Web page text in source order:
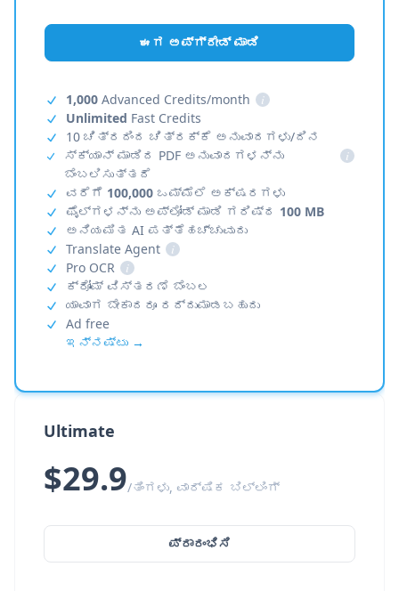
ಈಗ ಅಪ್‌ಗ್ರೇಡ್ ಮಾಡಿ
1,000 Advanced Credits/month
i
Unlimited Fast Credits
10 ಚಿತ್ರದಿಂದ ಚಿತ್ರಕ್ಕೆ ಅನುವಾದಗಳು/ದಿನ
ಸ್ಕ್ಯಾನ್ ಮಾಡಿದ PDF ಅನುವಾದಗಳನ್ನು
ಬೆಂಬಲಿಸುತ್ತದೆ
i
ವರೆಗೆ 100,000 ಒಮ್ಮೆಲೆ ಅಕ್ಷರಗಳು
ಫೈಲ್‌ಗಳನ್ನು ಅಪ್‌ಲೋಡ್ ಮಾಡಿ ಗರಿಷ್ಠ 100 MB
ಅನಿಯಮಿತ AI ಪತ್ತೆಹಚ್ಚುವುದು
Translate Agent
i
Pro OCR
i
ಕ್ರೋಮ್ ವಿಸ್ತರಣೆ ಬೆಂಬಲ
ಯಾವಾಗ ಬೇಕಾದರೂ ರದ್ದುಮಾಡಬಹುದು
Ad free
ಇನ್ನಷ್ಟು →
Ultimate
$29.9/ತಿಂಗಳು, ವಾರ್ಷಿಕ ಬಿಲ್ಲಿಂಗ್
ಪ್ರಾರಂಭಿಸಿ